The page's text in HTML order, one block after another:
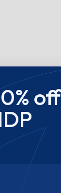
off